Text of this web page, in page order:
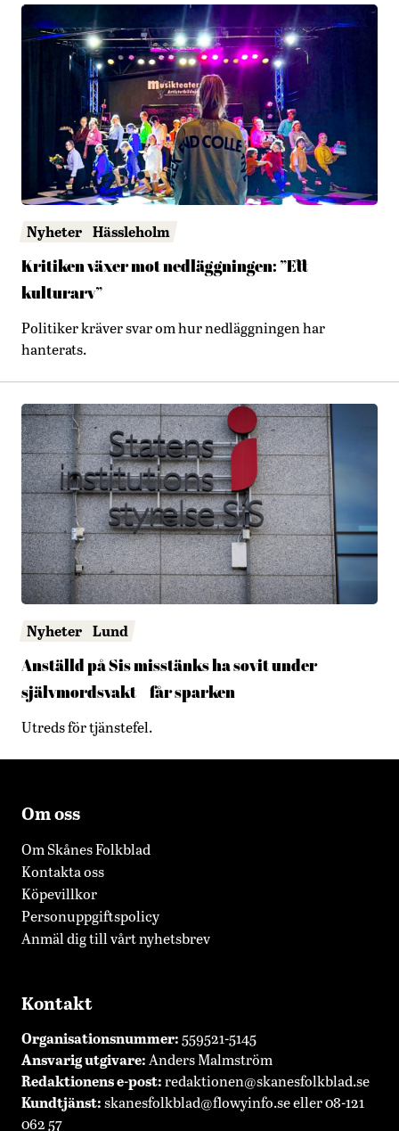
Nyheter Hässleholm
Kritiken växer mot nedläggningen: ”Ett
kulturarv”
Politiker kräver svar om hur nedläggningen har
hanterats.
Nyheter Lund
Anställd på Sis misstänks ha sovit under
självmordsvakt – får sparken
Utreds för tjänstefel.
Om oss
Om Skånes Folkblad
Kontakta oss
Köpevillkor
Personuppgiftspolicy
Anmäl dig till vårt nyhetsbrev
Kontakt
Organisationsnummer: 559521-5145
Ansvarig utgivare: Anders Malmström
Redaktionense-post:redaktionen@skanesfolkblad.se
Kundtjänst:skanesfolkblad@flowyinfo.seeller 08-121
062 57